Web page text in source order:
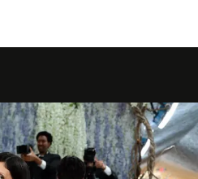
uno dei suoi outfit più
l'articolo per scoprire come